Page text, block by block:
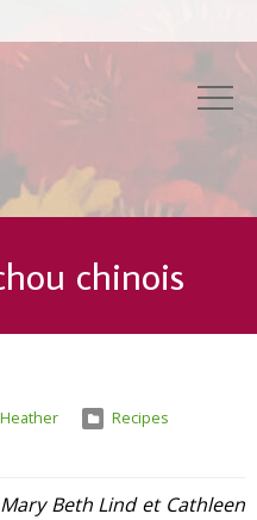
chinois
Recipes
Beth Lind et Cathleen